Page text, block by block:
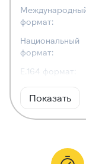
формат:
Национальный
формат:
E.164 формат:
RFC3966
формат:
Тип номера:
Показать